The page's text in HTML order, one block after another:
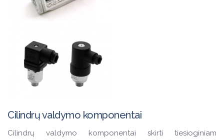
Cilindrų valdymo komponentai
Cilindrų valdymo komponentai skirti tiesioginiam